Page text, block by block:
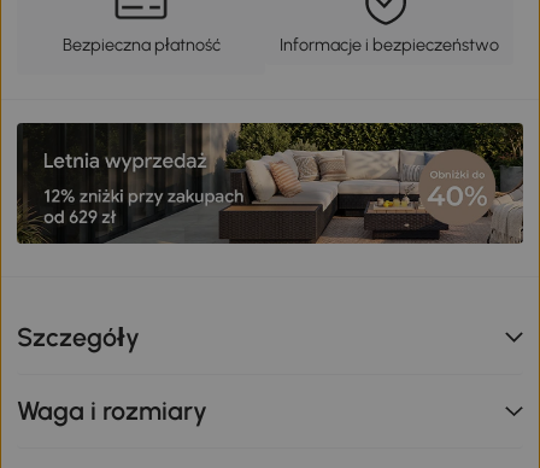
Bezpieczna płatność Informacje i bezpieczeństwo
Szczegóły
Waga i rozmiary